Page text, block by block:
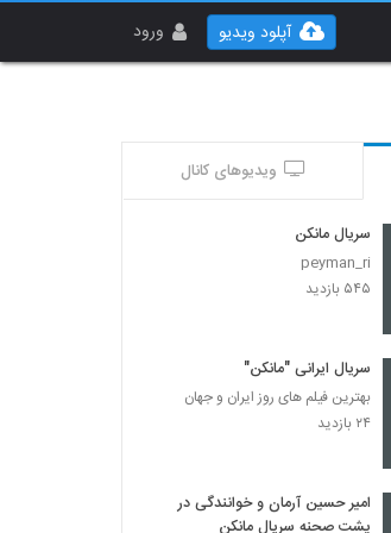
ورود آپلود ویدیو
ویدیوهای کانال
سریال مانکن
peyman_ri
۵۴۵ بازدید
سریال ایرانی "مانکن"
بهترین فیلم های روز ایران و جهان
۲۴ بازدید
امیر حسین آرمان و خوانندگی در
پشت صحنه سریال مانکن